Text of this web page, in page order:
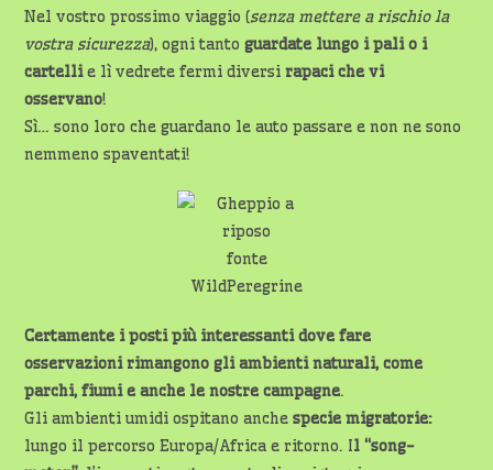
Nel vostro prossimo viaggio (senza mettere a rischio la
vostra sicurezza), ogni tanto guardate lungo i pali o i
cartellie lì vedrete fermi diversi rapaci che vi
osservano!
Sì… sono loro che guardano le auto passare e non ne sono
nemmeno spaventati!
fonte
WildPeregrine
Certamente i posti più interessanti dove fare
osservazioni rimangono gli ambienti naturali, come
parchi, fiumi e anche le nostre campagne.
Gli ambienti umidi ospitano anchespecie migratorie:
lungo il percorso Europa/Africa e ritorno. Il “song-